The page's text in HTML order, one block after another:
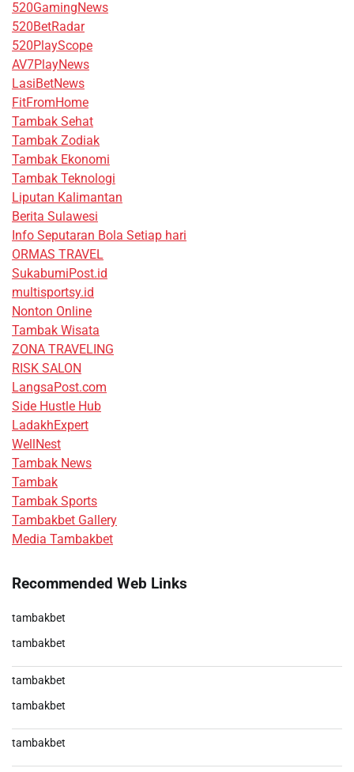
520GamingNews
520BetRadar
520PlayScope
AV7PlayNews
LasiBetNews
FitFromHome
Tambak Sehat
Tambak Zodiak
Tambak Ekonomi
Tambak Teknologi
Liputan Kalimantan
Berita Sulawesi
Info Seputaran Bola Setiap hari
ORMAS TRAVEL
SukabumiPost.id
multisportsy.id
Nonton Online
Tambak Wisata
ZONA TRAVELING
RISK SALON
LangsaPost.com
Side Hustle Hub
LadakhExpert
WellNest
Tambak News
Tambak
Tambak Sports
Tambakbet Gallery
Media Tambakbet
Recommended Web Links
tambakbet
tambakbet
tambakbet
tambakbet
tambakbet